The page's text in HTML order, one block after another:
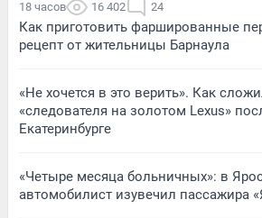
18 часов 16 402 24
Как приготовить фаршированные
рецепт от жительницы Барнаула
«Не хочется в это верить». Как
«следователя на золотом Lexus»
Екатеринбурге
«Четыре месяца больничных»: в
автомобилист изувечил пассажира